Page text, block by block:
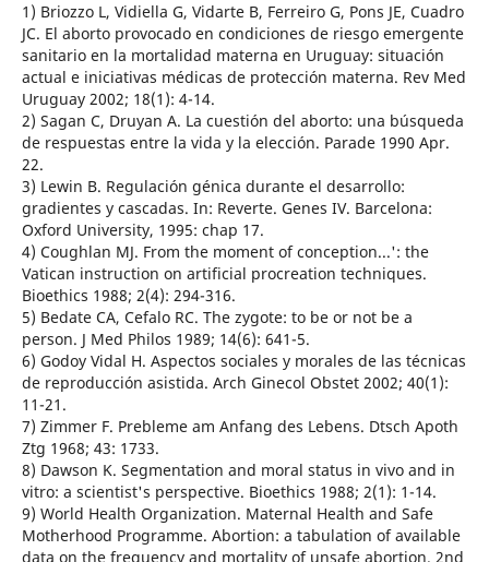
1) Briozzo L, Vidiella G, Vidarte B, Ferreiro G, Pons JE, Cuadro
JC. El aborto provocado en condiciones de riesgo emergente
sanitario en la mortalidad materna en Uruguay: situación
actual e iniciativas médicas de protección materna. Rev Med
Uruguay 2002; 18(1): 4-14.
2) Sagan C, Druyan A. La cuestión del aborto: una búsqueda
de respuestas entre la vida y la elección. Parade 1990 Apr.
22.
3) Lewin B. Regulación génica durante el desarrollo:
gradientes y cascadas. In: Reverte. Genes IV. Barcelona:
Oxford University, 1995: chap 17.
4) Coughlan MJ. From the moment of conception...': the
Vatican instruction on artificial procreation techniques.
Bioethics 1988; 2(4): 294-316.
5) Bedate CA, Cefalo RC. The zygote: to be or not be a
person. J Med Philos 1989; 14(6): 641-5.
6) Godoy Vidal H. Aspectos sociales y morales de las técnicas
de reproducción asistida. Arch Ginecol Obstet 2002; 40(1):
11-21.
7) Zimmer F. Prebleme am Anfang des Lebens. Dtsch Apoth
Ztg 1968; 43: 1733.
8) Dawson K. Segmentation and moral status in vivo and in
vitro: a scientist's perspective. Bioethics 1988; 2(1): 1-14.
9) World Health Organization. Maternal Health and Safe
Motherhood Programme. Abortion: a tabulation of available
data on the frequency and mortality of unsafe abortion. 2nd